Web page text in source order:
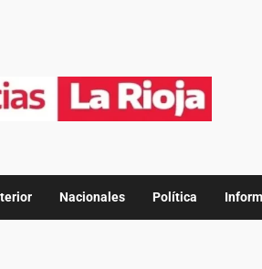
Nacionales Política